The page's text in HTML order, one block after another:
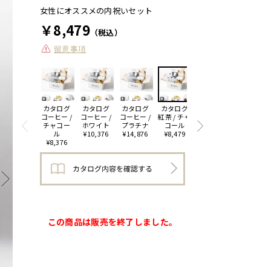
カタログ
コーヒー /
チャコー
ル
¥8,376
カタログ
コーヒー /
ホワイト
¥10,376
カタログ
コーヒー /
プラチナ
¥14,876
カタログ
紅茶 / チャ
コール
¥8,479
女性にオススメの内祝いセット
￥8,479（税込）
留意事項
この商品は販売を終了しました。